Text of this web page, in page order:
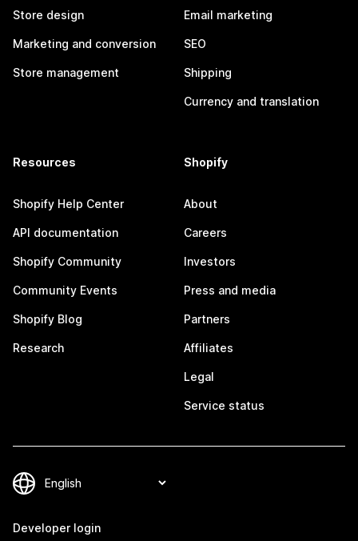
Store design
Marketing and conversion
Store management
Email marketing
SEO
Shipping
Currency and translation
Resources
Shopify Help Center
API documentation
Shopify Community
Community Events
Shopify Blog
Research
Shopify
About
Careers
Investors
Press and media
Partners
Affiliates
Legal
Service status
Developer login